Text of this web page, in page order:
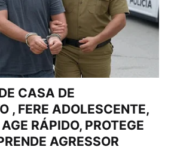
CASA DE
, FERE ADOLESCENTE,
RÁPIDO, PROTEGE
AGRESSOR